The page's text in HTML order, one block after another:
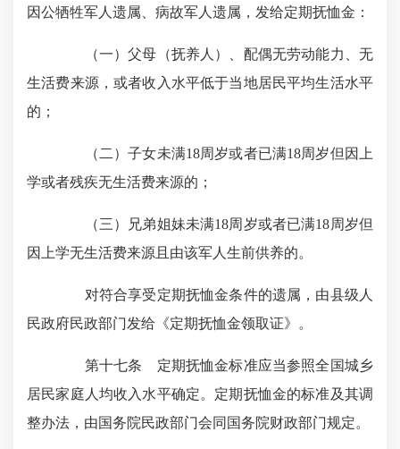
因公牺牲军人遗属、病故军人遗属，发给定期抚恤金：
（一）父母（抚养人）、配偶无劳动能力、无
生活费来源，或者收入水平低于当地居民平均生活水平
的；
（二）子女未满18周岁或者已满18周岁但因上
学或者残疾无生活费来源的；
（三）兄弟姐妹未满18周岁或者已满18周岁但
因上学无生活费来源且由该军人生前供养的。
对符合享受定期抚恤金条件的遗属，由县级人
民政府民政部门发给《定期抚恤金领取证》。
第十七条 定期抚恤金标准应当参照全国城乡
居民家庭人均收入水平确定。定期抚恤金的标准及其调
整办法，由国务院民政部门会同国务院财政部门规定。